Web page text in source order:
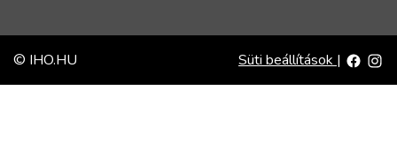
© IHO.HU Süti beállítások |